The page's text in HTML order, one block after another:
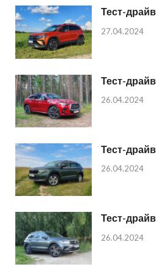
Тест-
27.04.2024
Тест-
26.04.2024
Тест-
26.04.2024
Тест-
26.04.2024